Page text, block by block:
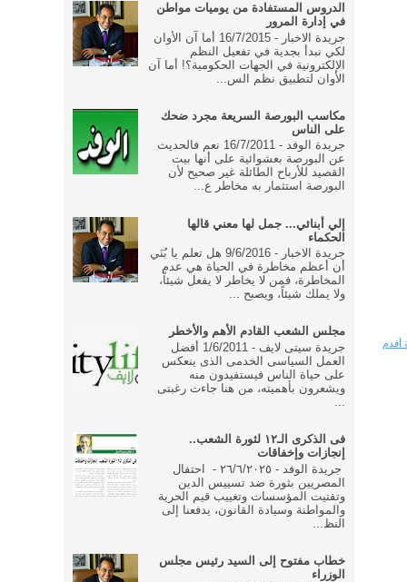
أقدم
الدروس المستفادة من يوميات مواطن
في إدارة المرور
جريدة الاخبار - 16/7/2015 أما آن الأوان
لكي نبدأ بجدية في تفعيل النظم
الإلكترونية في الجهات الحكومية؟! أما آن
الأوان لتطبيق نظم الس...
مكاسب البورصة السريعة مجرد ضحك
على الناس
جريدة الوفد - 16/7/2011 نعم فالحديث
عن البورصة بعشوائية على أنها بيت
القصيد للأرباح الطائلة غير صحيح لأن
البورصة استثمار به مخاطر ع...
إلي أبنائي... جمل لها معني قالها
الحكماء
جريدة الاخبار - 9/6/2016 هل تعلم يا بُنَي
أن أعظم مخاطرة في الحياة هي عدم
المخاطرة، فمن لا يخاطر لا يفعل شيئاً،
ولا يملك شيئاً، ويصبح ...
مجلس الشعب القادم الأهم والأخطر
جريدة سيتى لايف - 1/6/2011 أفضل
العمل السياسى الخدمى الذى ينعكس
على حياة الناس فيستفيدون منه
ويشعرون بأهميته، من هنا جاءت رغبتى
فى الذكرى الـ١٢ لثورة الشعب..
إنجازات وإخفاقات
جريدة الوفد - ٢٦/٦/٢٠٢٥ - احتفال
المصريين بثورة ضد تسييس الدين
وتفتيت المؤسسات وتغييب قيم الحرية
والمواطنة وسيادة القانون، يدفعنا إلى
النظ...
خطاب مفتوح إلى السيد رئيس مجلس
الوزراء